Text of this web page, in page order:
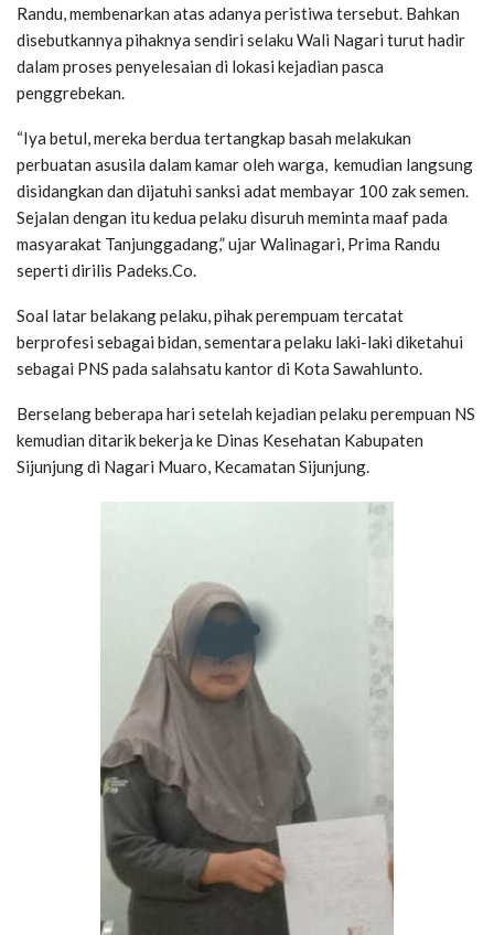
Randu, membenarkan atas adanya peristiwa tersebut. Bahkan
disebutkannya pihaknya sendiri selaku Wali Nagari turut hadir
dalam proses penyelesaian di lokasi kejadian pasca
penggrebekan.
“Iya betul, mereka berdua tertangkap basah melakukan
perbuatan asusila dalam kamar oleh warga, kemudian langsung
disidangkan dan dijatuhi sanksi adat membayar 100 zak semen.
Sejalan dengan itu kedua pelaku disuruh meminta maaf pada
masyarakat Tanjunggadang,” ujar Walinagari, Prima Randu
seperti dirilis Padeks.Co.
Soal latar belakang pelaku, pihak perempuam tercatat
berprofesi sebagai bidan, sementara pelaku laki-laki diketahui
sebagai PNS pada salahsatu kantor di Kota Sawahlunto.
Berselang beberapa hari setelah kejadian pelaku perempuan NS
kemudian ditarik bekerja ke Dinas Kesehatan Kabupaten
Sijunjung di Nagari Muaro, Kecamatan Sijunjung.